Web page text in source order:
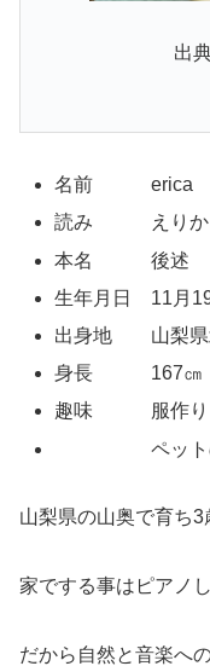
出
名前 erica
読み えりか
本名 後述
生年月日 11月19
出身地 山梨県
身長 167㎝
趣味 服作り・
ペットの犬
山梨県の山奥で育ち3
家でする事はピアノ
だから自然と音楽へ